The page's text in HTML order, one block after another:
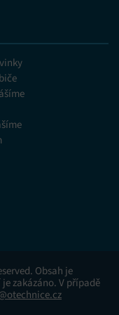
Obsah je
zakázáno. V případě